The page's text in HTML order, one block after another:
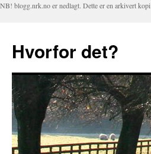
NB! blogg.nrk.no er nedlagt. Dette er en arkivert kopi
Hvorfor det?